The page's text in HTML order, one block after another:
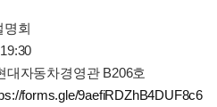
명회
대자동차경영관 B206호
forms.gle/9aefiRDZhB4DUF8c6